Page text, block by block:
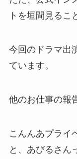
トを垣間見るこ
今回のドラマ出
ています。
他のお仕事の報
こんんあプライ
と、あびるさん